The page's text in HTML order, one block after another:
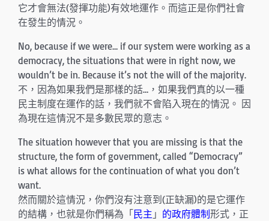
它才會無法(發揮功能)有效地運作。而這正是你們社會
在發生的情況。
No, because if we were… if our system were working as a
democracy, the situations that were in right now, we
wouldn’t be in. Because it’s not the will of the majority.
不，因為如果我們是那樣的話…，如果我們真的以一種
民主制度在運作的話，我們就不會陷入現在的情況。 因
為現在這情況不是多數民眾的意志。
The situation however that you are missing is that the
structure, the form of government, called “Democracy”
is what allows for the continuation of what you don’t
want.
然而關於這情況，你們沒有注意到(正缺漏)的是它運作
的結構，也就是你們稱為「民主 」 的政府體制形式，正